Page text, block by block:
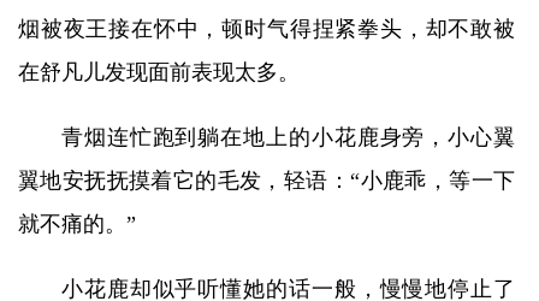
烟被夜王接在怀中，顿时气得捏紧拳头，却不敢被
在舒凡儿发现面前表现太多。
青烟连忙跑到躺在地上的小花鹿身旁，小心翼
翼地安抚抚摸着它的毛发，轻语：“小鹿乖，等一下
就不痛的。”
小花鹿却似乎听懂她的话一般，慢慢地停止了